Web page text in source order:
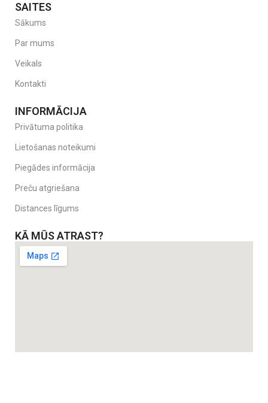
SAITES
Sākums
Par mums
Veikals
Kontakti
INFORMĀCIJA
Privātuma politika
Lietošanas noteikumi
Piegādes informācija
Preču atgriešana
Distances līgums
KĀ MŪS ATRAST?